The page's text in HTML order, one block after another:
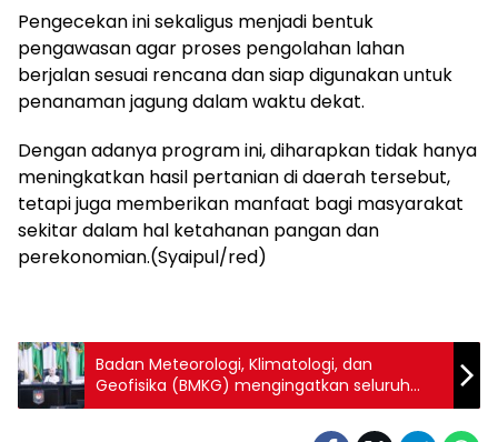
Pengecekan ini sekaligus menjadi bentuk
pengawasan agar proses pengolahan lahan
berjalan sesuai rencana dan siap digunakan untuk
penanaman jagung dalam waktu dekat.
Dengan adanya program ini, diharapkan tidak hanya
meningkatkan hasil pertanian di daerah tersebut,
tetapi juga memberikan manfaat bagi masyarakat
sekitar dalam hal ketahanan pangan dan
perekonomian.(Syaipul/red)
Badan Meteorologi, Klimatologi, dan
Geofisika (BMKG) mengingatkan seluruh
pihak untuk mewaspadai potensi cuaca